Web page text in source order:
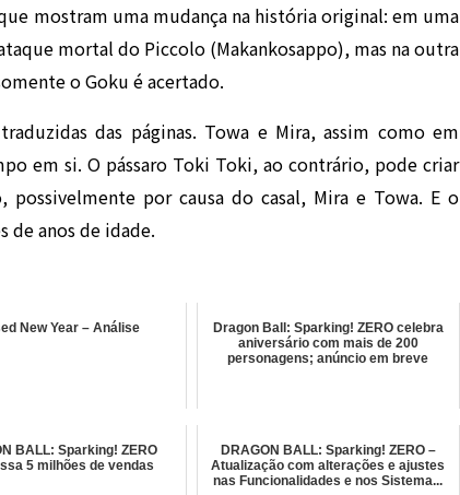
mostram uma mudança na história original: em uma
mortal do Piccolo (Makankosappo), mas na outra
o Goku é acertado.
das páginas. Towa e Mira, assim como em
em si. O pássaro Toki Toki, ao contrário, pode criar
por causa do casal, Mira e Towa. E o
de anos de idade.
New Year – Análise
Dragon Ball: Sparking! ZERO celebra
aniversário com mais de 200
personagens; anúncio em breve
BALL: Sparking! ZERO
5 milhões de vendas
DRAGON BALL: Sparking! ZERO –
Atualização com alterações e ajustes
nas Funcionalidades e nos Sistema...